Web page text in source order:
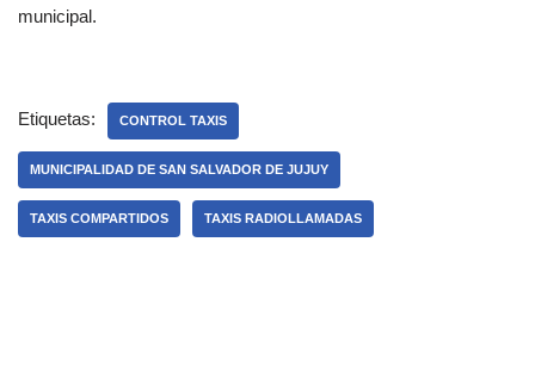
municipal.
Etiquetas: CONTROL TAXIS
MUNICIPALIDAD DE SAN SALVADOR DE JUJUY
TAXIS COMPARTIDOS TAXIS RADIOLLAMADAS